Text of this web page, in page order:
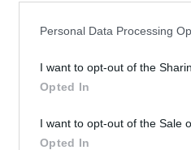
Personal Data Processing
I want to opt-out of the
Opted In
I want to opt-out of the Sale
Opted In
Para o średniej
roku życia
Szwajcaria
Rodzina z małymi
Nous
avait la
repas de
pitoyable!
l'arrivée !